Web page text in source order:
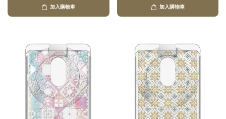
加入購物車 加入購物車